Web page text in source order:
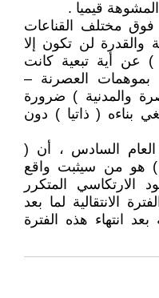
قيميا .
مختلف القناعات
والقدرة لن تكون إلا
) عن أية تبعية كانت
بموهمات العصرنة –
والمدنية ) ضرورة
بناءه ( ذاتيا ) دون
العام السادس ، أن (
) هو من سيثبت واقع
الارتكاسي المتكرر
الانتقالية لما بعد
بعد انتهاء هذه الفترة